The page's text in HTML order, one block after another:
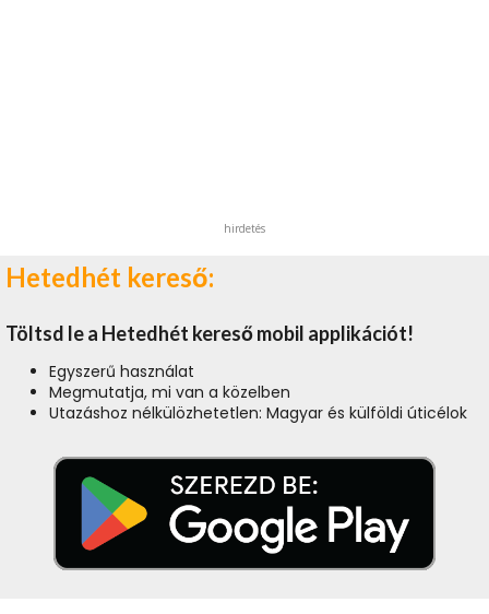
hirdetés
Hetedhét kereső:
Töltsd le a Hetedhét kereső mobil applikációt!
Egyszerű használat
Megmutatja, mi van a közelben
Utazáshoz nélkülözhetetlen: Magyar és külföldi úticélok